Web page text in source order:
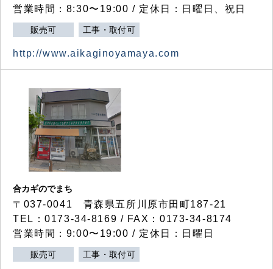
営業時間：8:30〜19:00 / 定休日：日曜日、祝日
販売可 工事・取付可
http://www.aikaginoyamaya.com
合カギのでまち
〒037-0041 青森県五所川原市田町187-21
TEL：0173-34-8169 / FAX：0173-34-8174
営業時間：9:00〜19:00 / 定休日：日曜日
販売可 工事・取付可